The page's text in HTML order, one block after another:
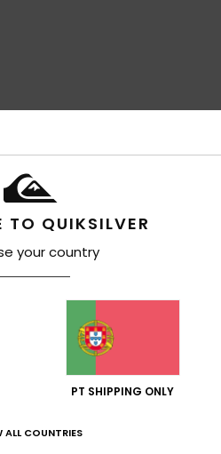
TO QUIKSILVER
your country
PT SHIPPING ONLY
ALL COUNTRIES